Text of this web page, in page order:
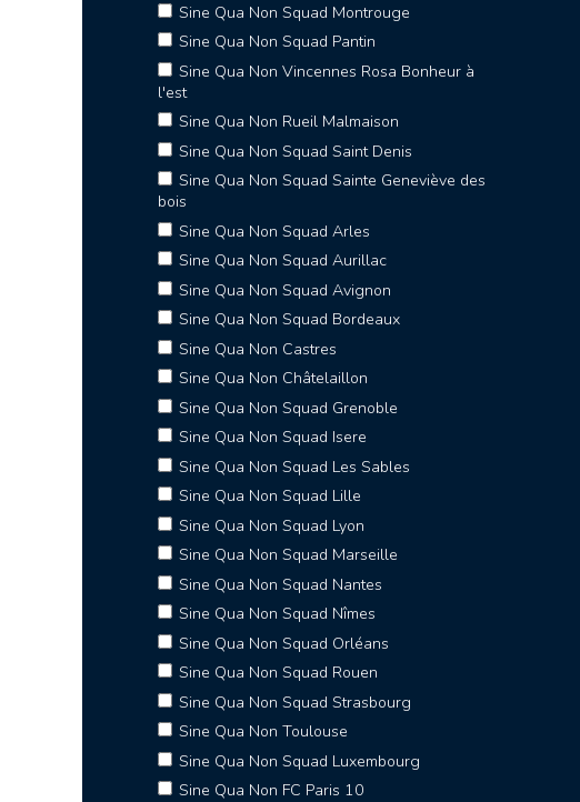
Sine Qua Non Squad Montrouge
Sine Qua Non Squad Pantin
Sine Qua Non Vincennes Rosa Bonheur à
l'est
Sine Qua Non Rueil Malmaison
Sine Qua Non Squad Saint Denis
Sine Qua Non Squad Sainte Geneviève des
bois
Sine Qua Non Squad Arles
Sine Qua Non Squad Aurillac
Sine Qua Non Squad Avignon
Sine Qua Non Squad Bordeaux
Sine Qua Non Castres
Sine Qua Non Châtelaillon
Sine Qua Non Squad Grenoble
Sine Qua Non Squad Isere
Sine Qua Non Squad Les Sables
Sine Qua Non Squad Lille
Sine Qua Non Squad Lyon
Sine Qua Non Squad Marseille
Sine Qua Non Squad Nantes
Sine Qua Non Squad Nîmes
Sine Qua Non Squad Orléans
Sine Qua Non Squad Rouen
Sine Qua Non Squad Strasbourg
Sine Qua Non Toulouse
Sine Qua Non Squad Luxembourg
Sine Qua Non FC Paris 10